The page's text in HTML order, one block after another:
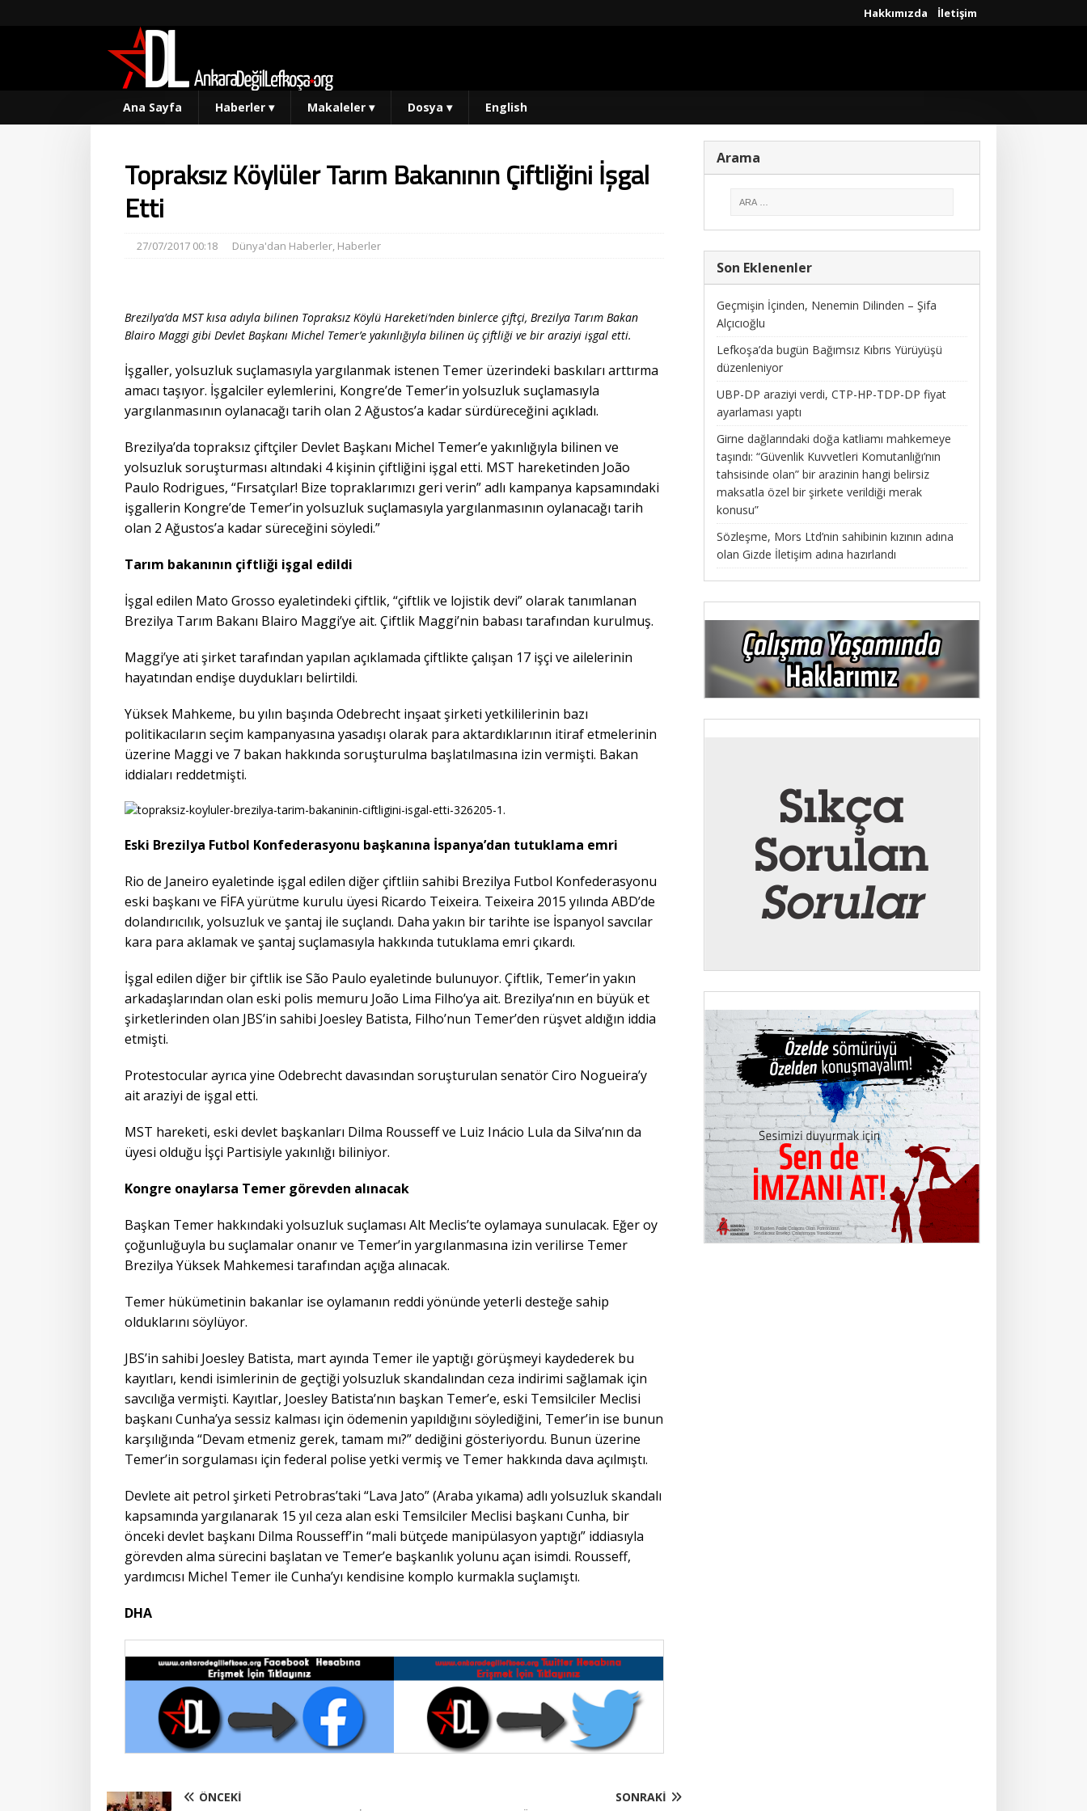
Hakkımızda İletişim
Ana Sayfa Haberler ▾ Makaleler ▾ Dosya ▾ English
Topraksız Köylüler Tarım Bakanının Çiftliğini İşgal
Etti
27/07/2017 00:18 Dünya'dan Haberler, Haberler
Brezilya’da MST kısa adıyla bilinen Topraksız Köylü Hareketi’nden binlerce çiftçi, Brezilya Tarım Bakan
Blairo Maggi gibi Devlet Başkanı Michel Temer’e yakınlığıyla bilinen üç çiftliği ve bir araziyi işgal etti.
İşgaller, yolsuzluk suçlamasıyla yargılanmak istenen Temer üzerindeki baskıları arttırma
amacı taşıyor. İşgalciler eylemlerini, Kongre’de Temer’in yolsuzluk suçlamasıyla
yargılanmasının oylanacağı tarih olan 2 Ağustos’a kadar sürdüreceğini açıkladı.
Brezilya’da topraksız çiftçiler Devlet Başkanı Michel Temer’e yakınlığıyla bilinen ve
yolsuzluk soruşturması altındaki 4 kişinin çiftliğini işgal etti. MST hareketinden João
Paulo Rodrigues, “Fırsatçılar! Bize topraklarımızı geri verin” adlı kampanya kapsamındaki
işgallerin Kongre’de Temer’in yolsuzluk suçlamasıyla yargılanmasının oylanacağı tarih
olan 2 Ağustos’a kadar süreceğini söyledi.”
Tarım bakanının çiftliği işgal edildi
İşgal edilen Mato Grosso eyaletindeki çiftlik, “çiftlik ve lojistik devi” olarak tanımlanan
Brezilya Tarım Bakanı Blairo Maggi’ye ait. Çiftlik Maggi’nin babası tarafından kurulmuş.
Maggi’ye ati şirket tarafından yapılan açıklamada çiftlikte çalışan 17 işçi ve ailelerinin
hayatından endişe duydukları belirtildi.
Yüksek Mahkeme, bu yılın başında Odebrecht inşaat şirketi yetkililerinin bazı
politikacıların seçim kampanyasına yasadışı olarak para aktardıklarının itiraf etmelerinin
üzerine Maggi ve 7 bakan hakkında soruşturulma başlatılmasına izin vermişti. Bakan
iddiaları reddetmişti.
Eski Brezilya Futbol Konfederasyonu başkanına İspanya’dan tutuklama emri
Rio de Janeiro eyaletinde işgal edilen diğer çiftliin sahibi Brezilya Futbol Konfederasyonu
eski başkanı ve FİFA yürütme kurulu üyesi Ricardo Teixeira. Teixeira 2015 yılında ABD’de
dolandırıcılık, yolsuzluk ve şantaj ile suçlandı. Daha yakın bir tarihte ise İspanyol savcılar
kara para aklamak ve şantaj suçlamasıyla hakkında tutuklama emri çıkardı.
İşgal edilen diğer bir çiftlik ise São Paulo eyaletinde bulunuyor. Çiftlik, Temer’in yakın
arkadaşlarından olan eski polis memuru João Lima Filho’ya ait. Brezilya’nın en büyük et
şirketlerinden olan JBS’in sahibi Joesley Batista, Filho’nun Temer’den rüşvet aldığın iddia
etmişti.
Protestocular ayrıca yine Odebrecht davasından soruşturulan senatör Ciro Nogueira’y
ait araziyi de işgal etti.
MST hareketi, eski devlet başkanları Dilma Rousseff ve Luiz Inácio Lula da Silva’nın da
üyesi olduğu İşçi Partisiyle yakınlığı biliniyor.
Kongre onaylarsa Temer görevden alınacak
Başkan Temer hakkındaki yolsuzluk suçlaması Alt Meclis’te oylamaya sunulacak. Eğer oy
çoğunluğuyla bu suçlamalar onanır ve Temer’in yargılanmasına izin verilirse Temer
Brezilya Yüksek Mahkemesi tarafından açığa alınacak.
Temer hükümetinin bakanlar ise oylamanın reddi yönünde yeterli desteğe sahip
olduklarını söylüyor.
JBS’in sahibi Joesley Batista, mart ayında Temer ile yaptığı görüşmeyi kaydederek bu
kayıtları, kendi isimlerinin de geçtiği yolsuzluk skandalından ceza indirimi sağlamak için
savcılığa vermişti. Kayıtlar, Joesley Batista’nın başkan Temer’e, eski Temsilciler Meclisi
başkanı Cunha’ya sessiz kalması için ödemenin yapıldığını söylediğini, Temer’in ise bunun
karşılığında “Devam etmeniz gerek, tamam mı?” dediğini gösteriyordu. Bunun üzerine
Temer’in sorgulaması için federal polise yetki vermiş ve Temer hakkında dava açılmıştı.
Devlete ait petrol şirketi Petrobras’taki “Lava Jato” (Araba yıkama) adlı yolsuzluk skandalı
kapsamında yargılanarak 15 yıl ceza alan eski Temsilciler Meclisi başkanı Cunha, bir
önceki devlet başkanı Dilma Rousseff’in “mali bütçede manipülasyon yaptığı” iddiasıyla
görevden alma sürecini başlatan ve Temer’e başkanlık yolunu açan isimdi. Rousseff,
yardımcısı Michel Temer ile Cunha’yı kendisine komplo kurmakla suçlamıştı.
DHA
ÖNCEKI SONRAKI
Arama
Son Eklenenler
Geçmişin İçinden, Nenemin Dilinden – Şifa
Alçıcıoğlu
Lefkoşa’da bugün Bağımsız Kıbrıs Yürüyüşü
düzenleniyor
UBP-DP araziyi verdi, CTP-HP-TDP-DP fiyat
ayarlaması yaptı
Girne dağlarındaki doğa katliamı mahkemeye
taşındı: “Güvenlik Kuvvetleri Komutanlığı’nın
tahsisinde olan” bir arazinin hangi belirsiz
maksatla özel bir şirkete verildiği merak
konusu”
Sözleşme, Mors Ltd’nin sahibinin kızının adına
olan Gizde İletişim adına hazırlandı